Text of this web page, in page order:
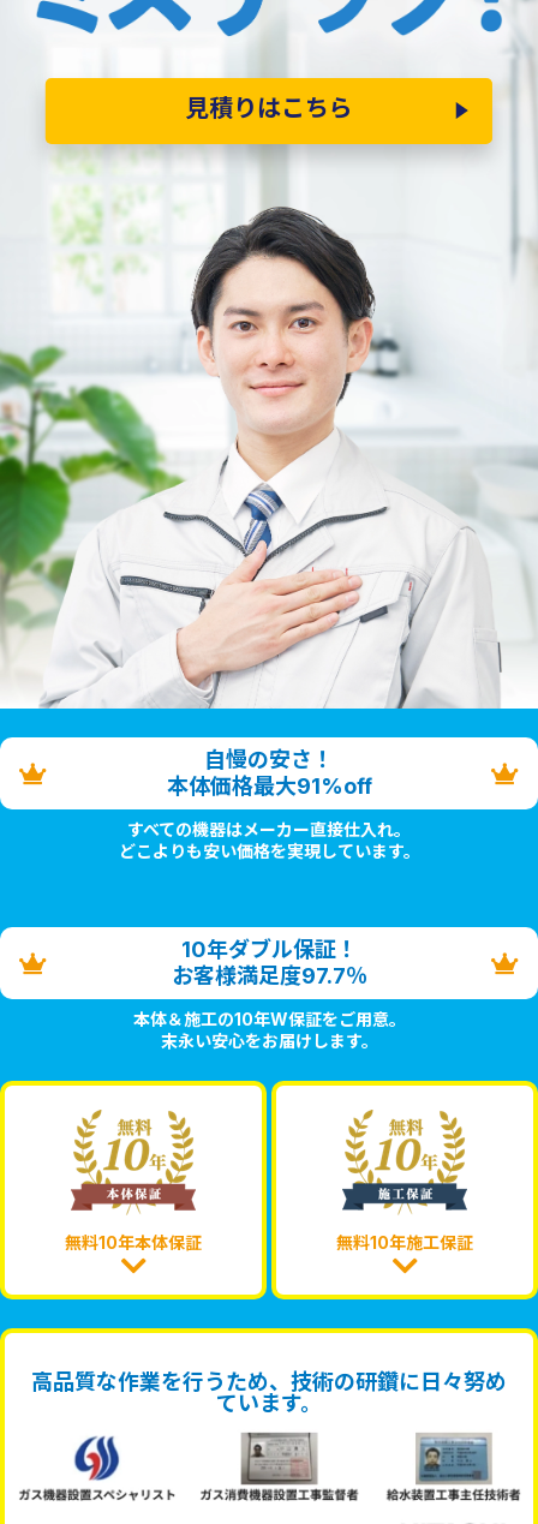
見積りはこちら
自慢の安さ！
本体価格最大91%off
すべての機器はメーカー直接仕入れ。
どこよりも安い価格を実現しています。
10年ダブル保証！
お客様満足度97.7％
本体＆施工の10年W保証をご用意。
末永い安心をお届けします。
無料10年本体保証 無料10年施工保証
高品質な作業を行うため、技術の研鑽に日々努め
ています。